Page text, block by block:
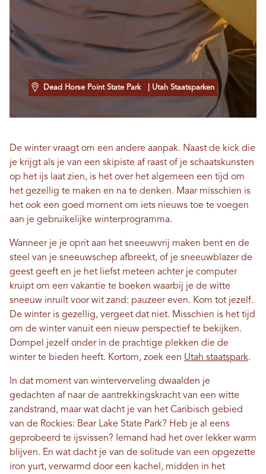
Dead Horse Point State Park | Utah Staatsparken
De winter vraagt ​​om een ​​andere aanpak. Naast de kick die
je krijgt als je van een skipiste af raast of je schaatskunsten
op het ijs laat zien, is het over het algemeen een tijd om
het gezellig te maken en na te denken. Maar misschien is
het ook een goed moment om iets nieuws toe te voegen
aan je gebruikelijke winterprogramma.
Wanneer je je oprit aan het sneeuwvrij maken bent en de
steel van je sneeuwschep afbreekt, of je sneeuwblazer de
geest geeft en je het liefst meteen achter je computer
kruipt om een ​​vakantie te boeken waarbij je de witte
sneeuw inruilt voor wit zand: pauzeer even. Kom tot jezelf.
De winter is gezellig, vergeet dat niet. Misschien is het tijd
om de winter vanuit een nieuw perspectief te bekijken.
Dompel jezelf onder in de prachtige plekken die de
winter te bieden heeft. Kortom, zoek een Utah staatspark.
In dat moment van winterverveling dwaalden je
gedachten af ​​naar de aantrekkingskracht van een witte
zandstrand, maar wat dacht je van het Caribisch gebied
van de Rockies: Bear Lake State Park? Heb je al eens
geprobeerd te ijsvissen? Iemand had het over lekker warm
blijven. En wat dacht je van de solitude van een opgezette
iron yurt, verwarmd door een kachel, midden in het